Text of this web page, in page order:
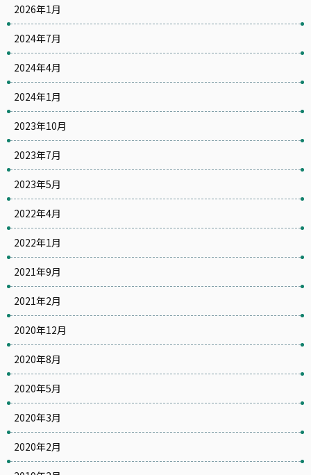
2026年1月
2024年7月
2024年4月
2024年1月
2023年10月
2023年7月
2023年5月
2022年4月
2022年1月
2021年9月
2021年2月
2020年12月
2020年8月
2020年5月
2020年3月
2020年2月